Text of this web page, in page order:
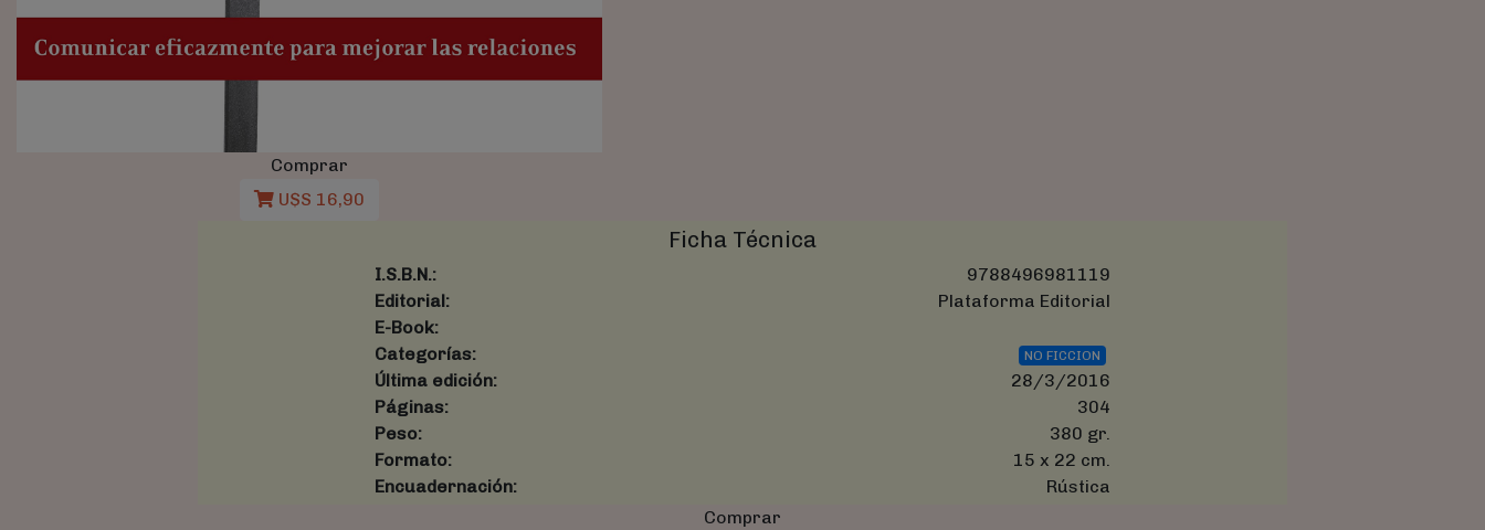
Comprar
U$S 16,90
Ficha Técnica
I.S.B.N.:
9788496981119
Editorial:
Plataforma Editorial
E-Book:
Categorías:
NO FICCION
Última edición:
28/3/2016
Páginas:
304
Peso:
380 gr.
Formato:
15 x 22 cm.
Encuadernación:
Rústica
Comprar